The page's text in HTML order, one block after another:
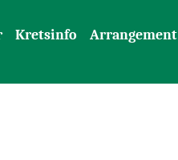
Kretsinfo Arrangement